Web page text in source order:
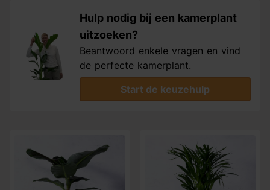
Hulp nodig bij een kamerplant
uitzoeken?
Beantwoord enkele vragen en vind
de perfecte kamerplant.
Start de keuzehulp